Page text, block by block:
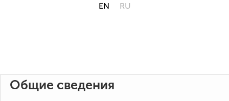
EN RU
Общие сведения